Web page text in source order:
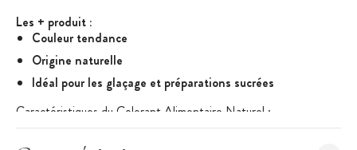
Les + produit :
Couleur tendance
Origine naturelle
Idéal pour les glaçage et préparations sucrées
Caractéristiques du Colorant Alimentaire Naturel :
Colorant Alimentaire en Poudre